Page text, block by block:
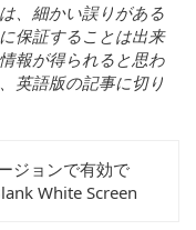
、細かい誤りがある
に保証することは出来
情報が得られると思わ
、英語版の記事に切り
ジョンで有効で
White Screen